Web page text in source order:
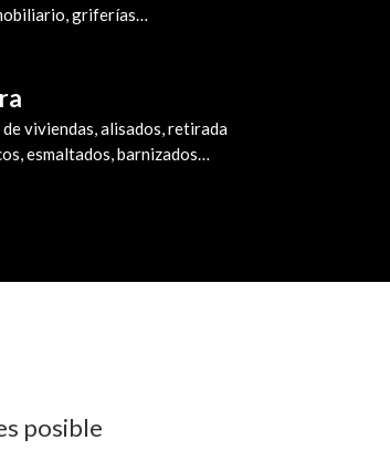
griferías…
viviendas, alisados, retirada
esmaltados, barnizados…
posible